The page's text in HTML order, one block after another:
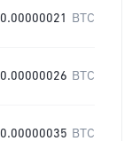
0.00000021 BTC
0.00000026 BTC
0.00000035 BTC